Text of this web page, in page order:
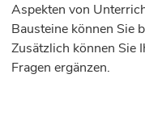
Aspekten von
Bausteine können Sie
Zusätzlich können Sie
Fragen ergänzen.